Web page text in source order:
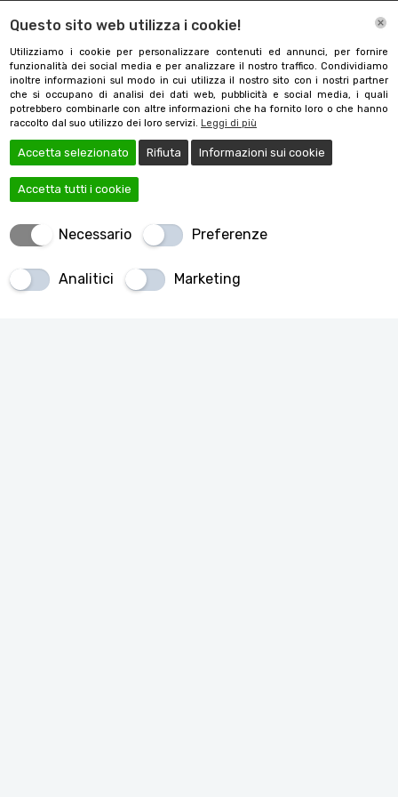
Dea Casa Varese
Home I miei preferiti
I miei preferiti
Non hai nessun immobile nei preferiti!
Questo sito web utilizza i cookie!
Utilizziamo i cookie per personalizzare contenuti ed annunci, per fornire
funzionalità dei social media e per analizzare il nostro traffico. Condividiamo
inoltre informazioni sul modo in cui utilizza il nostro sito con i nostri partner
che si occupano di analisi dei dati web, pubblicità e social media, i quali
potrebbero combinarle con altre informazioni che ha fornito loro o che hanno
raccolto dal suo utilizzo dei loro servizi. Leggi di più
Accetta selezionato Rifiuta Informazioni sui cookie
Accetta tutti i cookie
Necessario Preferenze
Analitici Marketing